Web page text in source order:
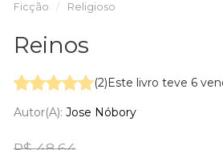
Ficção Religioso
Reinos
(2)Este livro teve 6
Autor(a): Jose Nóbory